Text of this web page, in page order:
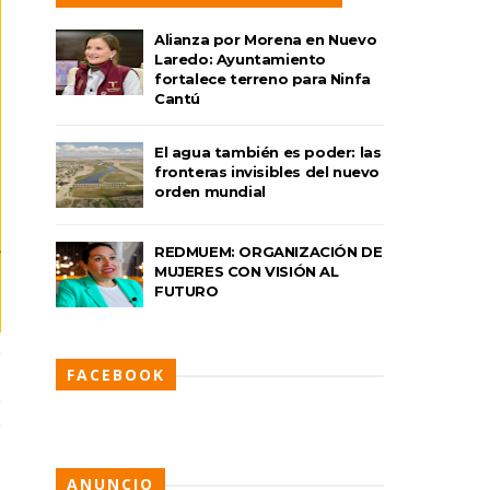
Alianza por Morena en Nuevo
Laredo: Ayuntamiento
fortalece terreno para Ninfa
Cantú
El agua también es poder: las
fronteras invisibles del nuevo
orden mundial
REDMUEM: ORGANIZACIÓN DE
MUJERES CON VISIÓN AL
FUTURO
FACEBOOK
ANUNCIO